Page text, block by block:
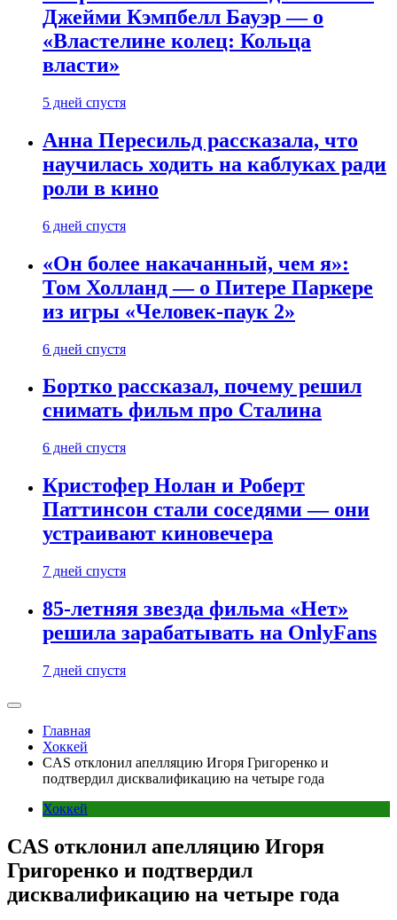
Джейми Кэмпбелл Бауэр — о
«Властелине колец: Кольца
власти»
5 дней спустя
Анна Пересильд рассказала, что
научилась ходить на каблуках ради
роли в кино
6 дней спустя
«Он более накачанный, чем я»:
Том Холланд — о Питере Паркере
из игры «Человек-паук 2»
6 дней спустя
Бортко рассказал, почему решил
снимать фильм про Сталина
6 дней спустя
Кристофер Нолан и Роберт
Паттинсон стали соседями — они
устраивают киновечера
7 дней спустя
85-летняя звезда фильма «Нет»
решила зарабатывать на OnlyFans
7 дней спустя
Главная
Хоккей
CAS отклонил апелляцию Игоря Григоренко и
подтвердил дисквалификацию на четыре года
Хоккей
CAS отклонил апелляцию Игоря
Григоренко и подтвердил
дисквалификацию на четыре года